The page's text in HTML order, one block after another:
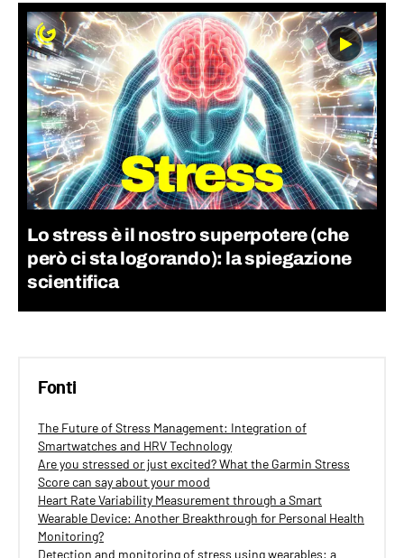
Lo stress è il nostro superpotere (che
però ci sta logorando): la spiegazione
scientifica
Fonti
The Future of Stress Management: Integration of
Smartwatches and HRV Technology
Are you stressed or just excited? What the Garmin Stress
Score can say about your mood
Heart Rate Variability Measurement through a Smart
Wearable Device: Another Breakthrough for Personal Health
Monitoring?
Detection and monitoring of stress using wearables: a